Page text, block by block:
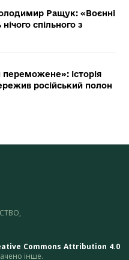
Ращук: «Воєнні
спільного з
історія
російський полон
Commons Attribution 4.0
інше.